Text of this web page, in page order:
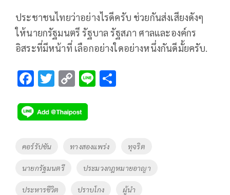
ประชาชนไทยว่าอย่างไรดีครับ ช่วยกันส่งเสียงดังๆ
ให้นายกรัฐมนตรี รัฐบาล รัฐสภา ศาลและองค์กร
อิสระที่มีหน้าที่ เลือกอย่างใดอย่างหนึ่งกันดีมั้ยครับ.
F
e
b
o
o
k
T
tt
er
C
p
y
Li
Li
Tags
คอร์รัปชัน ทางสองแพร่ง ทุจริต
นายกรัฐมนตรี ประมวงกฎหมายอาญา
ประหารชีวิต ปราบโกง ผู้นำ